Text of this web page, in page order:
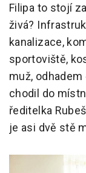
Filipa to stojí
živá?
kanalizace,
sportoviště,
muž,
chodil do
ředitelka
je asi dvě stě